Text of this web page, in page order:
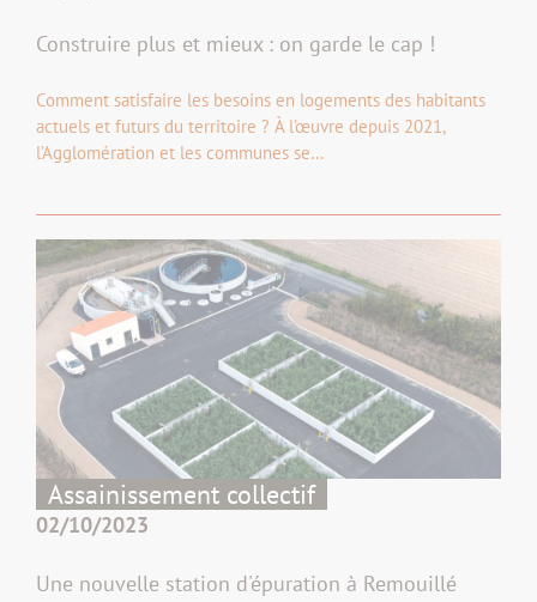
Construire plus et mieux : on garde le cap !
Comment satisfaire les besoins en logements des habitants
actuels et futurs du territoire ? À l’œuvre depuis 2021,
l’Agglomération et les communes se…
Assainissement collectif
02/10/2023
Une nouvelle station d'épuration à Remouillé